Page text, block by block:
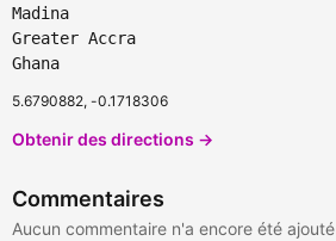
Madina
Greater Accra
Ghana
5.6790882, -0.1718306
Obtenir des directions →
Commentaires
Aucun commentaire n'a encore été ajouté